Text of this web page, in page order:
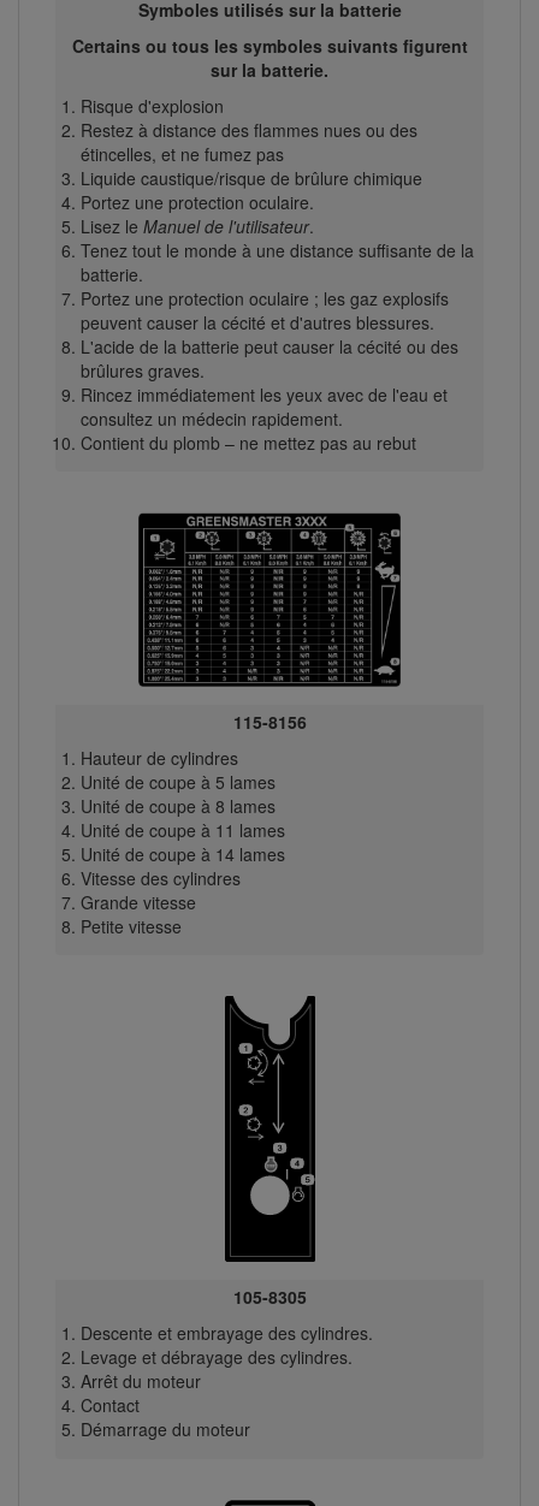
Symboles utilisés sur la batterie
Certains ou tous les symboles suivants figurent
sur la batterie.
Risque d'explosion
Restez à distance des flammes nues ou des
étincelles, et ne fumez pas
Liquide caustique/risque de brûlure chimique
Portez une protection oculaire.
Lisez le Manuel de l'utilisateur.
Tenez tout le monde à une distance suffisante de la
batterie.
Portez une protection oculaire ; les gaz explosifs
peuvent causer la cécité et d'autres blessures.
L'acide de la batterie peut causer la cécité ou des
brûlures graves.
Rincez immédiatement les yeux avec de l'eau et
consultez un médecin rapidement.
Contient du plomb – ne mettez pas au rebut
115-8156
Hauteur de cylindres
Unité de coupe à 5 lames
Unité de coupe à 8 lames
Unité de coupe à 11 lames
Unité de coupe à 14 lames
Vitesse des cylindres
Grande vitesse
Petite vitesse
105-8305
Descente et embrayage des cylindres.
Levage et débrayage des cylindres.
Arrêt du moteur
Contact
Démarrage du moteur